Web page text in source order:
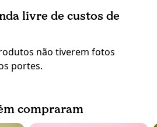
livre de custos de
não tiverem fotos
portes.
compraram